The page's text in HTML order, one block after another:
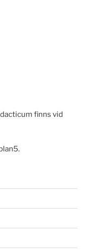
finns vid